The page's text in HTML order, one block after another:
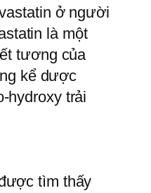
ở người
là một
tương của
kể dược
hydroxy trải
tìm thấy